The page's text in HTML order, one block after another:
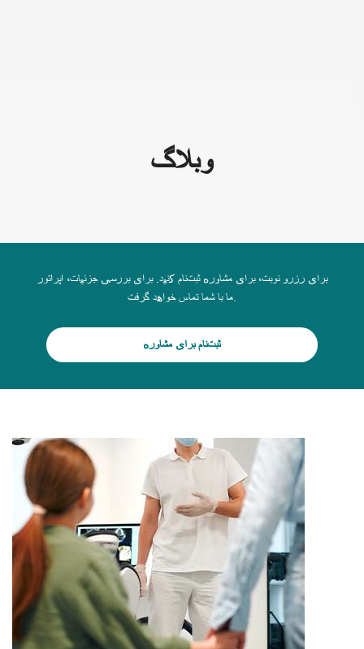
وبلاگ
برای رزرو نوبت، برای مشاوره ثبت‌نام کنید. برای بررسی جزئیات، اپراتور
ما با شما تماس خواهد گرفت.
ثبت‌نام برای مشاوره